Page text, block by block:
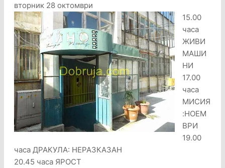
вторник 28 октомври
15.00
часа
ЖИВИ
МАШИ
НИ
17.00
часа
МИСИЯ
:НОЕМ
ВРИ
19.00
часа ДРАКУЛА: НЕРАЗКАЗАН
20.45 часа ЯРОСТ